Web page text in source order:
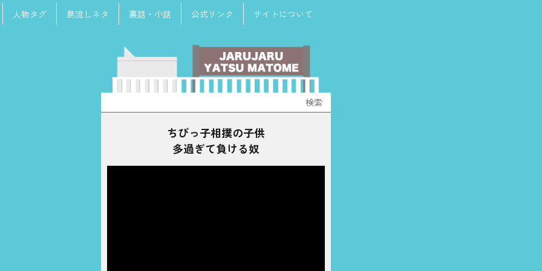
人物タグ 島流しネタ 裏話・小話 公式リンク サイトについて
索:
ちびっ子相撲の子供
多過ぎて負ける奴